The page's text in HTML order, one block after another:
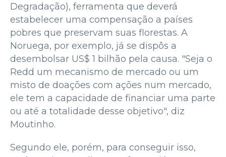
Degradação), ferramenta que deverá
estabelecer uma compensação a países
pobres que preservam suas florestas. A
Noruega, por exemplo, já se dispôs a
desembolsar US$ 1 bilhão pela causa. "Seja o
Redd um mecanismo de mercado ou um
misto de doações com ações num mercado,
ele tem a capacidade de financiar uma parte
ou até a totalidade desse objetivo", diz
Moutinho.
Segundo ele, porém, para conseguir isso,